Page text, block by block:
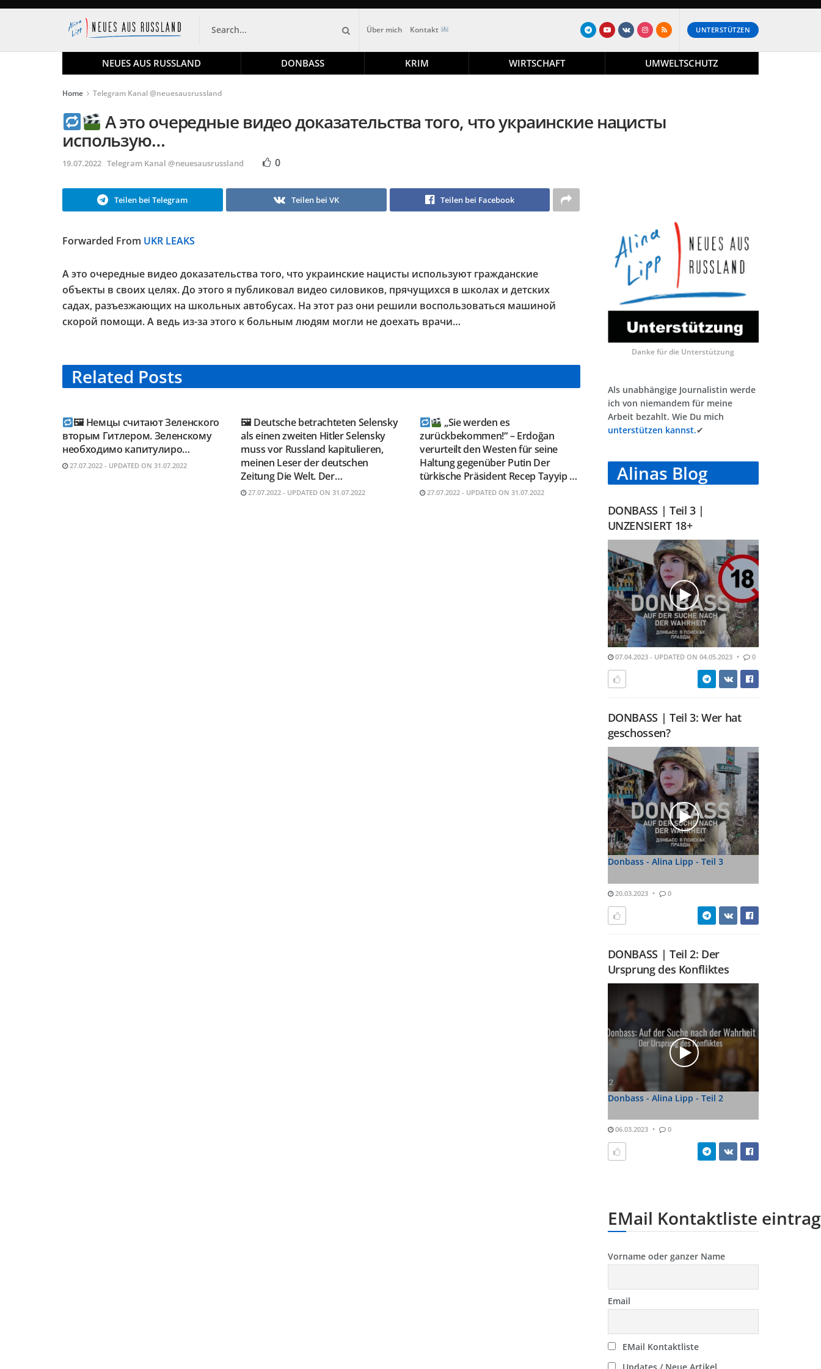
Über mich Kontakt UNTERSTÜTZEN
NEUES AUS RUSSLAND DONBASS KRIM WIRTSCHAFT UMWELTSCHUTZ
Home Telegram Kanal @neuesausrussland
А это очередные видео доказательства того, что украинские нацисты
использую…
19.07.2022 Telegram Kanal @neuesausrussland 0
Teilen bei Telegram Teilen bei VK Teilen bei Facebook
Forwarded From UKR LEAKS
А это очередные видео доказательства того, что украинские нацисты используют гражданские
объекты в своих целях. До этого я публиковал видео силовиков, прячущихся в школах и детских
садах, разъезжающих на школьных автобусах. На этот раз они решили воспользоваться машиной
скорой помощи. А ведь из-за этого к больным людям могли не доехать врачи…
Related Posts
TELEGRAM KANAL
🖼 Немцы считают Зеленского
вторым Гитлером. Зеленскому
необходимо капитулиро…
27.07.2022 - UPDATED ON 31.07.2022
TELEGRAM KANAL
🖼 Deutsche betrachteten Selensky
als einen zweiten Hitler Selensky
muss vor Russland kapitulieren,
meinen Leser der deutschen
Zeitung Die Welt. Der…
27.07.2022 - UPDATED ON 31.07.2022
TELEGRAM KANAL
„Sie werden es
zurückbekommen!“ – Erdoğan
verurteilt den Westen für seine
Haltung gegenüber Putin Der
türkische Präsident Recep Tayyip …
27.07.2022 - UPDATED ON 31.07.2022
Danke für die Unterstützung
Als unabhängige Journalistin werde
ich von niemandem für meine
Arbeit bezahlt. Wie Du mich
unterstützen kannst.✔
Alinas Blog
DONBASS | Teil 3 |
UNZENSIERT 18+
07.04.2023 - UPDATED ON 04.05.2023 0
DONBASS | Teil 3: Wer hat
geschossen?
Donbass - Alina Lipp - Teil 3
20.03.2023 0
DONBASS | Teil 2: Der
Ursprung des Konfliktes
Donbass - Alina Lipp - Teil 2
06.03.2023 0
EMail Kontaktliste
Vorname oder ganzer Name
Email
EMail Kontaktliste